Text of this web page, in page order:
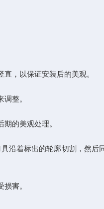
，以保证安装后的美观。
整。
的美观处理。
沿着标出的轮廓切割，然后
害。